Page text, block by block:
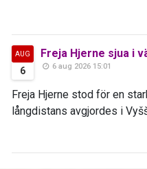
AUG
6
Freja Hjerne sjua i
6 aug 2026 15:01
Freja Hjerne stod för en
långdistans avgjordes i